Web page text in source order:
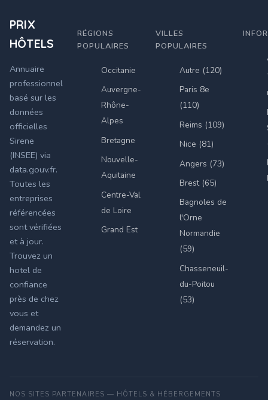
PRIX
HÔTELS
Annuaire
professionnel
basé sur les
données
officielles
Sirene
(INSEE) via
data.gouv.fr.
Toutes les
entreprises
référencées
sont vérifiées
et à jour.
Trouvez un
hotel de
confiance
près de chez
vous et
demandez un
réservation.
RÉGIONS
POPULAIRES
Occitanie
Auvergne-
Rhône-
Alpes
Bretagne
Nouvelle-
Aquitaine
Centre-Val
de Loire
Grand Est
VILLES
POPULAIRES
Autre (120)
Paris 8e
(110)
Reims (109)
Nice (81)
Angers (73)
Brest (65)
Bagnoles de
l'Orne
Normandie
(59)
Chasseneuil-
du-Poitou
(53)
NOS SITES PARTENAIRES — HÔTELS & HÉBERGEMENTS